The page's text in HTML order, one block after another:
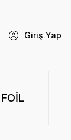
Giriş Yap
FOİL